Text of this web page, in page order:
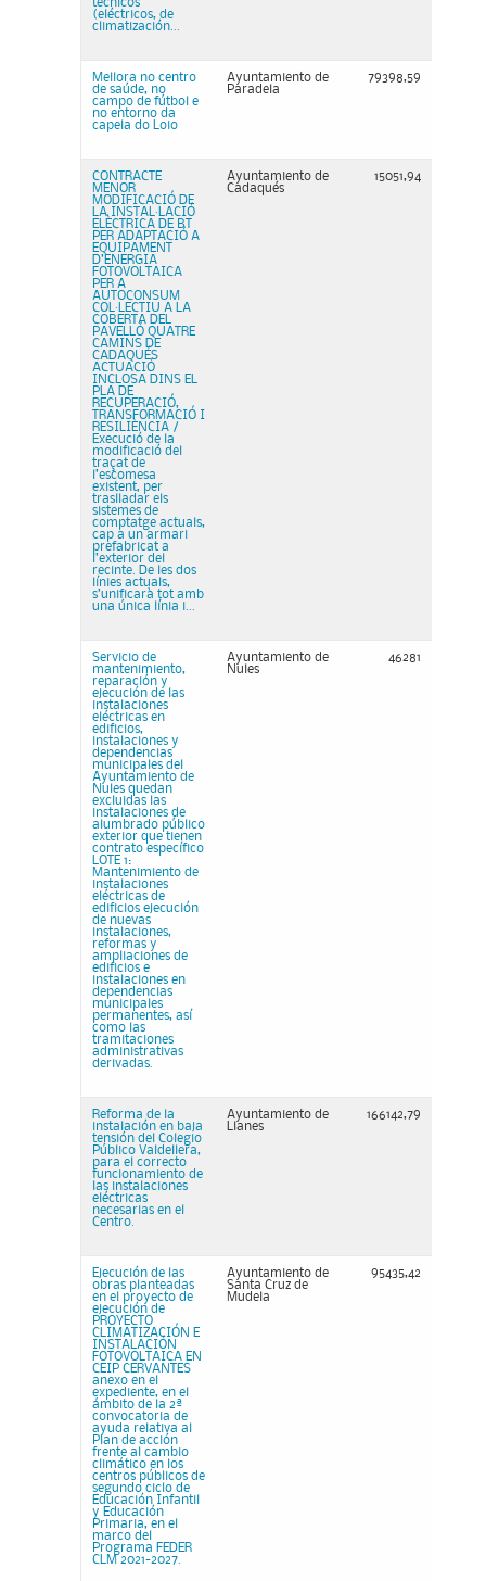
técnicos
(eléctricos, de
climatización...
Mellora no centro
de saúde, no
campo de fútbol e
no entorno da
capela do Loio
Ayuntamiento de
Paradela
79398,59
CONTRACTE
MENOR
MODIFICACIÓ DE
LA INSTAL·LACIÓ
ELÈCTRICA DE BT
PER ADAPTACIÓ A
EQUIPAMENT
D’ENERGIA
FOTOVOLTAICA
PER A
AUTOCONSUM
COL·LECTIU A LA
COBERTA DEL
PAVELLÓ QUATRE
CAMINS DE
CADAQUÉS
ACTUACIÓ
INCLOSA DINS EL
PLA DE
RECUPERACIÓ,
TRANSFORMACIÓ I
RESILIÈNCIA /
Execució de la
modificació del
traçat de
l’escomesa
existent, per
traslladar els
sistemes de
comptatge actuals,
cap a un armari
prefabricat a
l’exterior del
recinte. De les dos
línies actuals,
s’unificarà tot amb
una única línia i...
Ayuntamiento de
Cadaqués
15051,94
Servicio de
mantenimiento,
reparación y
ejecución de las
instalaciones
eléctricas en
edificios,
instalaciones y
dependencias
municipales del
Ayuntamiento de
Nules quedan
excluidas las
instalaciones de
alumbrado público
exterior que tienen
contrato específico
LOTE 1:
Mantenimiento de
instalaciones
eléctricas de
edificios ejecución
de nuevas
instalaciones,
reformas y
ampliaciones de
edificios e
instalaciones en
dependencias
municipales
permanentes, así
como las
tramitaciones
administrativas
derivadas.
Ayuntamiento de
Nules
46281
Reforma de la
instalación en baja
tensión del Colegio
Público Valdellera,
para el correcto
funcionamiento de
las instalaciones
eléctricas
necesarias en el
Centro.
Ayuntamiento de
Llanes
166142,79
Ejecución de las
obras planteadas
en el proyecto de
ejecución de
PROYECTO
CLIMATIZACIÓN E
INSTALACIÓN
FOTOVOLTAICA EN
CEIP CERVANTES
anexo en el
expediente, en el
ámbito de la 2ª
convocatoria de
ayuda relativa al
Plan de acción
frente al cambio
climático en los
centros públicos de
segundo ciclo de
Educación Infantil
y Educación
Primaria, en el
marco del
Programa FEDER
CLM 2021-2027.
Ayuntamiento de
Santa Cruz de
Mudela
95435,42